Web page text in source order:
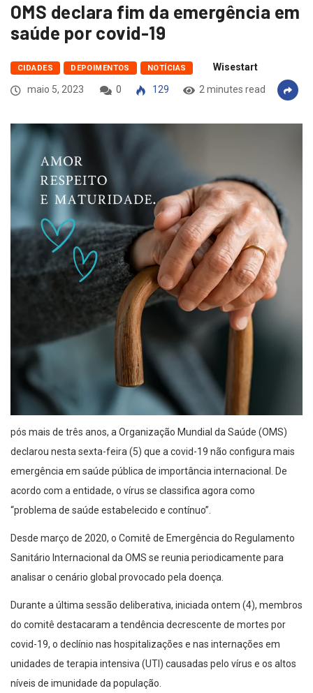
OMS declara fim da emergência em
saúde por covid-19
CIDADES DEPOIMENTOS NOTÍCIAS
Wisestart
maio 5, 2023
0 129 2 minutes read
pós mais de três anos, a Organização Mundial da Saúde (OMS)
declarou nesta sexta-feira (5) que a covid-19 não configura mais
emergência em saúde pública de importância internacional. De
acordo com a entidade, o vírus se classifica agora como
“problema de saúde estabelecido e contínuo”.
Desde março de 2020, o Comitê de Emergência do Regulamento
Sanitário Internacional da OMS se reunia periodicamente para
analisar o cenário global provocado pela doença.
Durante a última sessão deliberativa, iniciada ontem (4), membros
do comitê destacaram a tendência decrescente de mortes por
covid-19, o declínio nas hospitalizações e nas internações em
unidades de terapia intensiva (UTI) causadas pelo vírus e os altos
níveis de imunidade da população.